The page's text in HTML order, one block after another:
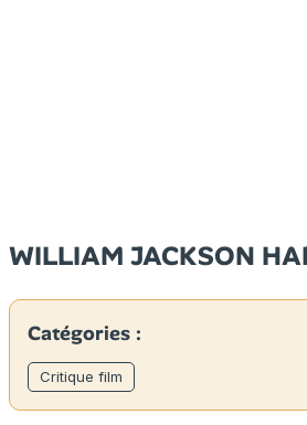
WILLIAM JACKSON
Catégories :
Critique film